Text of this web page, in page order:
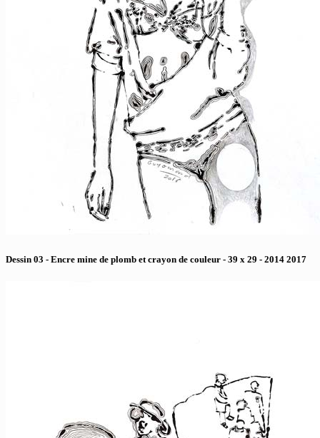
Dessin 03 - Encre mine de plomb et crayon de couleur - 39 x 29 - 2014 2017